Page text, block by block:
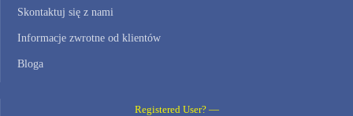
Skontaktuj się z nami
Informacje zwrotne od klientów
Bloga
Registered User? —